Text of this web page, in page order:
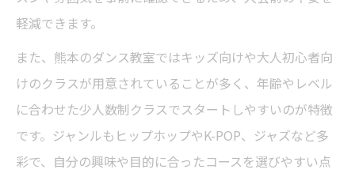
軽減できます。
また、熊本のダンス教室ではキッズ向けや大人初心者向
けのクラスが用意されていることが多く、年齢やレベル
に合わせた少人数制クラスでスタートしやすいのが特徴
です。ジャンルもヒップホップやK-POP、ジャズなど多
彩で、自分の興味や目的に合ったコースを選びやすい点